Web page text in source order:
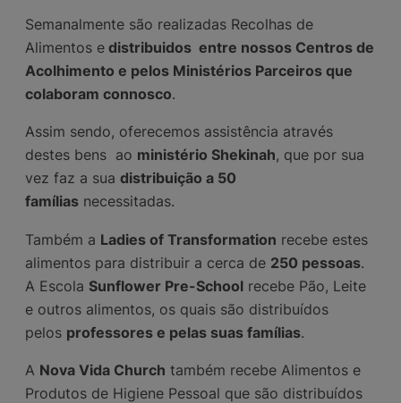
Semanalmente são realizadas Recolhas de
Alimentos e distribuidos entre nossos Centros de
Acolhimento e pelos Ministérios Parceiros que
colaboram connosco.
Assim sendo, oferecemos assistência através
destes bens ao ministério Shekinah, que por sua
vez faz a sua distribuição a 50
famílias necessitadas.
Também a Ladies of Transformation recebe estes
alimentos para distribuir a cerca de 250 pessoas.
A Escola Sunflower Pre-School recebe Pão, Leite
e outros alimentos, os quais são distribuídos
pelos professores e pelas suas famílias.
A Nova Vida Church também recebe Alimentos e
Produtos de Higiene Pessoal que são distribuídos